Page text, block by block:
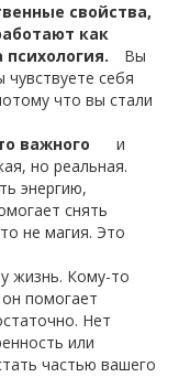
свойства,
как
Вы
себя
что вы стали
важного
и
но реальная.
энергию,
снять
не магия. Это
жизнь. Кому-то
помогает
Нет
или
частью вашего